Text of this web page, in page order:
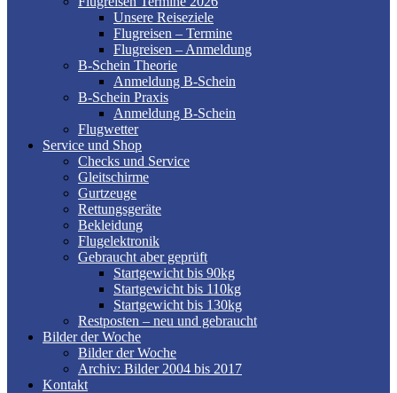
Unsere Reiseziele
Flugreisen – Termine
Flugreisen – Anmeldung
B-Schein Theorie
Anmeldung B-Schein
B-Schein Praxis
Anmeldung B-Schein
Flugwetter
Service und Shop
Checks und Service
Gleitschirme
Gurtzeuge
Rettungsgeräte
Bekleidung
Flugelektronik
Gebraucht aber geprüft
Startgewicht bis 90kg
Startgewicht bis 110kg
Startgewicht bis 130kg
Restposten – neu und gebraucht
Bilder der Woche
Bilder der Woche
Archiv: Bilder 2004 bis 2017
Kontakt